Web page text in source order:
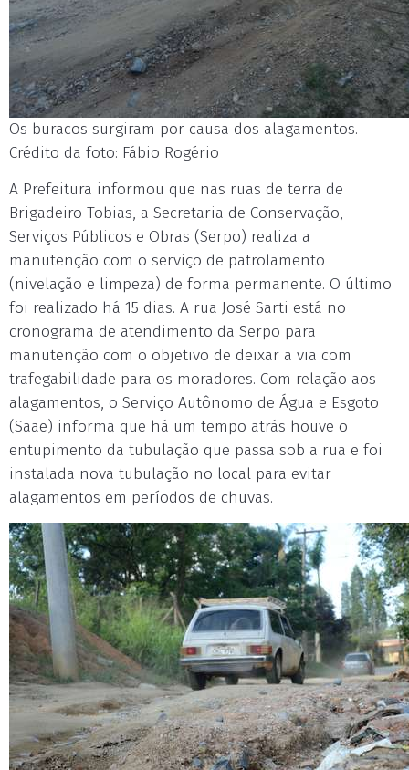
Os buracos surgiram por causa dos alagamentos.
Crédito da foto: Fábio Rogério
A Prefeitura informou que nas ruas de terra de
Brigadeiro Tobias, a Secretaria de Conservação,
Serviços Públicos e Obras (Serpo) realiza a
manutenção com o serviço de patrolamento
(nivelação e limpeza) de forma permanente. O último
foi realizado há 15 dias. A rua José Sarti está no
cronograma de atendimento da Serpo para
manutenção com o objetivo de deixar a via com
trafegabilidade para os moradores. Com relação aos
alagamentos, o Serviço Autônomo de Água e Esgoto
(Saae) informa que há um tempo atrás houve o
entupimento da tubulação que passa sob a rua e foi
instalada nova tubulação no local para evitar
alagamentos em períodos de chuvas.